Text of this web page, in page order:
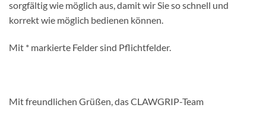
sorgfältig wie möglich aus, damit wir Sie so schnell und
korrekt wie möglich bedienen können.
Mit * markierte Felder sind Pflichtfelder.
Mit freundlichen Grüßen, das CLAWGRIP-Team